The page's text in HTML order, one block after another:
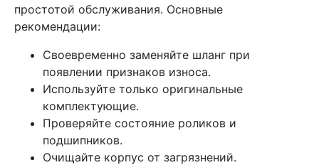
простотой обслуживания. Основные
рекомендации:
Своевременно заменяйте шланг при
появлении признаков износа.
Используйте только оригинальные
комплектующие.
Проверяйте состояние роликов и
подшипников.
Очищайте корпус от загрязнений.